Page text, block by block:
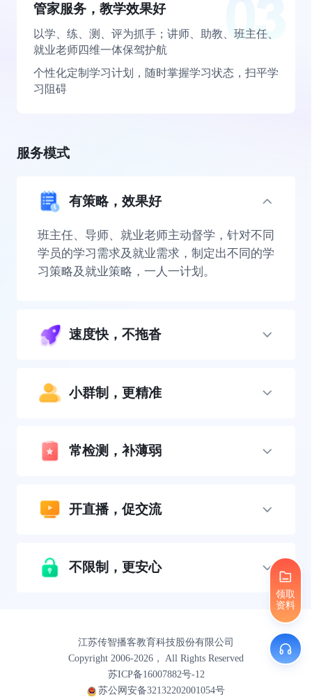
领取
资料
管家服务，教学效果好
以学、练、测、评为抓手；讲师、助教、班主任、
就业老师四维一体保驾护航
个性化定制学习计划，随时掌握学习状态，扫平学
习阻碍
服务模式
有策略，效果好
班主任、导师、就业老师主动督学，针对不同
学员的学习需求及就业需求，制定出不同的学
习策略及就业策略，一人一计划。
速度快，不拖沓
小群制，更精准
常检测，补薄弱
开直播，促交流
不限制，更安心
江苏传智播客教育科技股份有限公司
Copyright 2006-2026， All Rights Reserved
苏ICP备16007882号-12
苏公网安备32132202001054号